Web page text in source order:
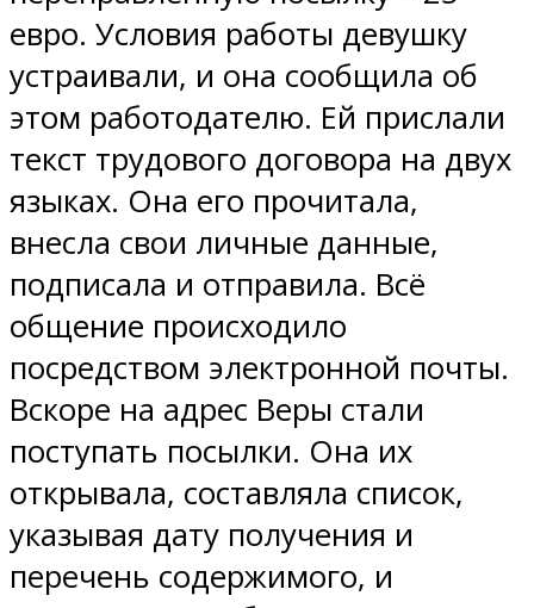
евро. Условия работы девушку
устраивали, и она сообщила об
этом работодателю. Ей прислали
текст трудового договора на двух
языках. Она его прочитала,
внесла свои личные данные,
подписала и отправила. Всё
общение происходило
посредством электронной почты.
Вскоре на адрес Веры стали
поступать посылки. Она их
открывала, составляла список,
указывая дату получения и
перечень содержимого, и